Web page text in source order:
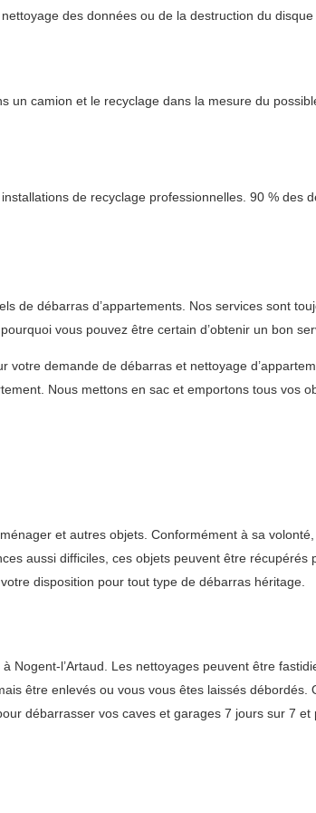
des données ou de la destruction du disque
un camion et le recyclage dans la mesure du
de recyclage professionnelles. 90 % des
de débarras d’appartements. Nos services sont
vous pouvez être certain d’obtenir un bon
demande de débarras et nettoyage
Nous mettons en sac et emportons tous vos
et autres objets. Conformément à sa
aussi difficiles, ces objets peuvent être récupérés
disposition pour tout type de débarras héritage.
l’Artaud. Les nettoyages peuvent être
être enlevés ou vous vous êtes laissés débordés.
débarrasser vos caves et garages 7 jours sur 7